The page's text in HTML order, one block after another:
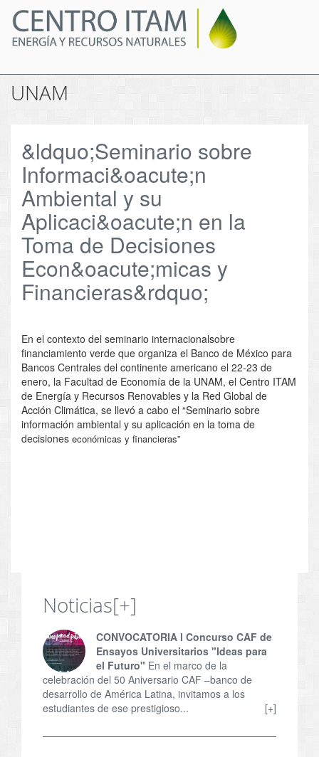
Pasar
contenido
principal
UNAM
&ldquo;Seminario sobre
Informaci&oacute;n
Ambiental y su
Aplicaci&oacute;n en la
Toma de Decisiones
Econ&oacute;micas y
Financieras&rdquo;
En el contexto del seminario internacionalsobre
financiamiento verde que organiza el Banco de México para
Bancos Centrales del continente americano el 22-23 de
enero, la Facultad de Economía de la UNAM, el Centro ITAM
de Energía y Recursos Renovables y la Red Global de
Acción Climática, se llevó a cabo el “Seminario sobre
información ambiental y su aplicación en la toma de
decisiones económicas y financieras”
Noticias[+]
CONVOCATORIA l Concurso CAF de
Ensayos Universitarios "Ideas para
el Futuro" En el marco de la
celebración del 50 Aniversario CAF –banco de
desarrollo de América Latina, invitamos a los
estudiantes de ese prestigioso...
[+]